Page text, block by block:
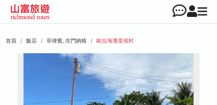
首頁 飯店 菲律賓, 坎門納格 歐拉海灘度假村